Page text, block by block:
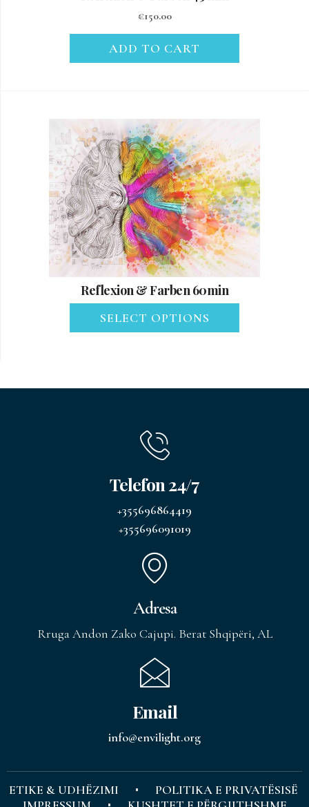
€150.00
ADD TO CART
Reflexion & Farben 60min
SELECT OPTIONS
Telefon 24/7
+355696864419
+355696091019
Adresa
Rruga Andon Zako Cajupi. Berat Shqipëri, AL
Email
info@envilight.org
ETIKE & UDHËZIMI
POLITIKA E PRIVATËSISË